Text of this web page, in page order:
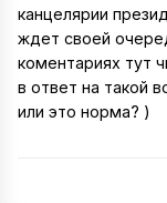
канцелярии
ждет своей
коментариях тут
в ответ на такой
или это норма? )